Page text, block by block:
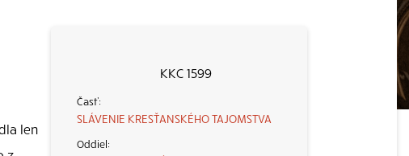
KKC 1599
SLÁVENIE KRESŤANSKÉHO TAJOMSTVA
len